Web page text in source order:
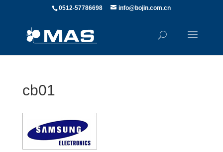
0512-57786698 info@bojin.com.cn
cb01